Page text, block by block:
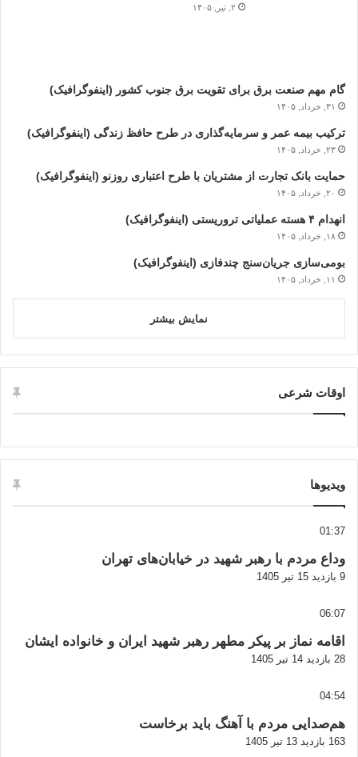
۲, تیر, ۱۴۰۵
گام مهم صنعت برق برای تقویت برق جنوب کشور (اینفوگرافیک)
۳۱, خرداد, ۱۴۰۵
ترکیب بیمه عمر و سرمایه‌گذاری در طرح حافظ زندگی (اینفوگرافیک)
۲۳, خرداد, ۱۴۰۵
حمایت بانک تجارت از مشتریان با طرح اعتباری روزنو (اینفوگرافیک)
۲۰, خرداد, ۱۴۰۵
انهدام ۴ هسته عملیاتی تروریستی (اینفوگرافیک)
۱۸, خرداد, ۱۴۰۵
بومی‌سازی جریان‌سنج چندفازی (اینفوگرافیک)
۱۱, خرداد, ۱۴۰۵
نمایش بیشتر
اوقات شرعی
ویدیوها
01:37
وداع مردم با رهبر شهید در خیابان‌های تهران
9 بازدید 15 تیر 1405
06:07
اقامه نماز بر پیکر مطهر رهبر شهید ایران و خانواده ایشان
28 بازدید 14 تیر 1405
04:54
هم‌صدایی مردم با آهنگ باید برخاست
163 بازدید 13 تیر 1405